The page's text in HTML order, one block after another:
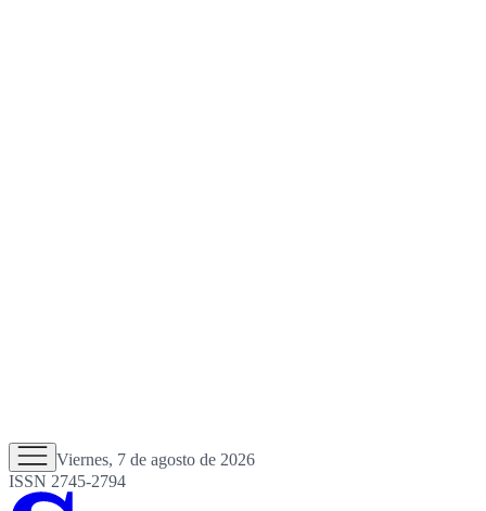
Viernes, 7 de agosto de 2026
ISSN 2745-2794